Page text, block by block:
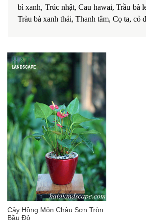
bì xanh, Trúc nhật, Cau hawai, Trầu bà
Tràu bà xanh thái, Thanh tâm, Cọ ta, cỏ
Cây Hồng Môn Chậu Sơn Tròn
Bầu Đỏ